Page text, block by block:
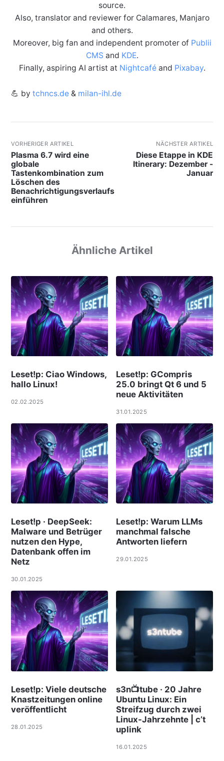
source.
Also, translator and reviewer for Calamares, Manjaro
and others.
Moreover, big fan and independent promoter of Publii
CMS and KDE.
Finally, aspiring AI artist at Nightcaféand Pixabay.
💪 by tchncs.de& milan-ihl.de
VORHERIGER ARTIKEL
Plasma 6.7 wird eine
globale
Tastenkombination zum
Löschen des
Benachrichtigungsverlaufs
einführen
NÄCHSTER ARTIKEL
Diese Etappe in KDE
Itinerary: Dezember -
Januar
Ähnliche Artikel
Leset!p: Ciao Windows,
hallo Linux!
02.02.2025
Leset!p: GCompris
25.0 bringt Qt 6 und 5
neue Aktivitäten
31.01.2025
Leset!p · DeepSeek:
Malware und Betrüger
nutzen den Hype,
Datenbank offen im
Netz
30.01.2025
Leset!p: Warum LLMs
manchmal falsche
Antworten liefern
29.01.2025
Leset!p: Viele deut­sche
Knast­zei­tungen online
ver­öf­f­ent­licht
28.01.2025
s3n📺tube · 20 Jahre
Ubuntu Linux: Ein
Streifzug durch zwei
Linux-Jahrzehnte | c’t
uplink
16.01.2025